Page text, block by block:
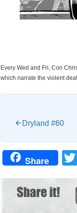
Every Wed and Fri, Con
which narrate the violent
Dryland #60
Share